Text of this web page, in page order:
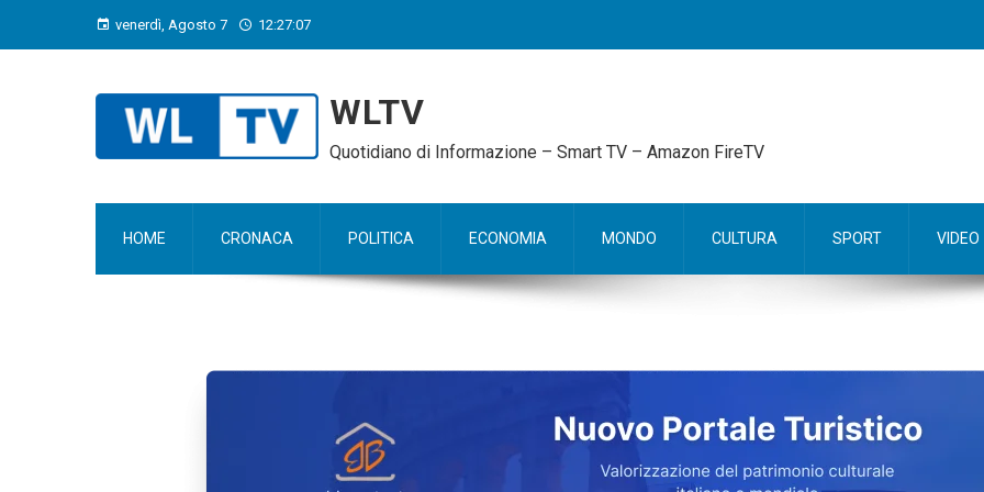
venerdì, Agosto 7 12:27:09
WLTV
Quotidiano di Informazione – Smart TV – Amazon FireTV
HOME CRONACA POLITICA ECONOMIA MONDO CULTURA SPORT VIDEO